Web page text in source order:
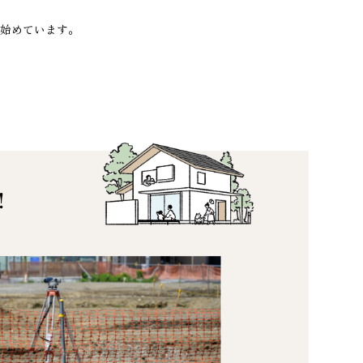
めています。